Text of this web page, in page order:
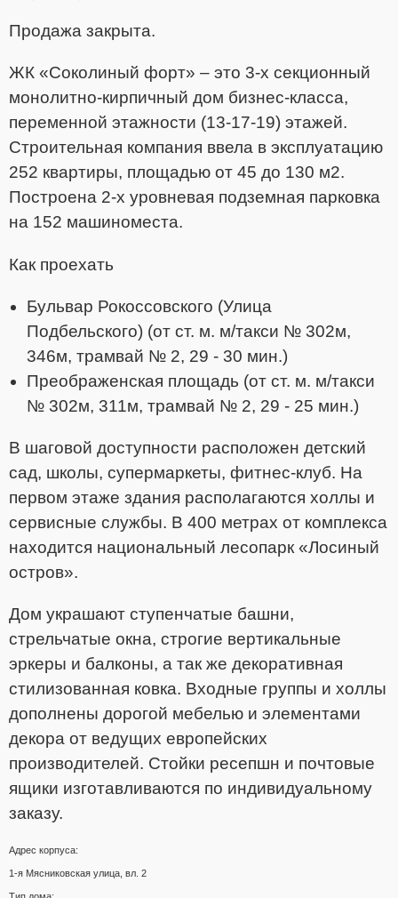
Продажа закрыта.
ЖК «Соколиный форт» – это 3-х секционный
монолитно-кирпичный дом бизнес-класса,
переменной этажности (13-17-19) этажей.
Строительная компания ввела в эксплуатацию
252 квартиры, площадью от 45 до 130 м2.
Построена 2-х уровневая подземная парковка
на 152 машиноместа.
Как проехать
Бульвар Рокоссовского (Улица
Подбельского) (от ст. м. м/такси № 302м,
346м, трамвай № 2, 29 - 30 мин.)
Преображенская площадь (от ст. м. м/такси
№ 302м, 311м, трамвай № 2, 29 - 25 мин.)
В шаговой доступности расположен детский
сад, школы, супермаркеты, фитнес-клуб. На
первом этаже здания располагаются холлы и
сервисные службы. В 400 метрах от комплекса
находится национальный лесопарк «Лосиный
остров».
Дом украшают ступенчатые башни,
стрельчатые окна, строгие вертикальные
эркеры и балконы, а так же декоративная
стилизованная ковка. Входные группы и холлы
дополнены дорогой мебелью и элементами
декора от ведущих европейских
производителей. Стойки ресепшн и почтовые
ящики изготавливаются по индивидуальному
заказу.
Адрес корпуса:
1-я Мясниковская улица, вл. 2